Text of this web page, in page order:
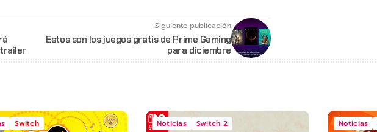
Siguiente publicación
Estos son los juegos gratis de Prime Gaming
para diciembre
Switch Noticias Switch 2 Noticias